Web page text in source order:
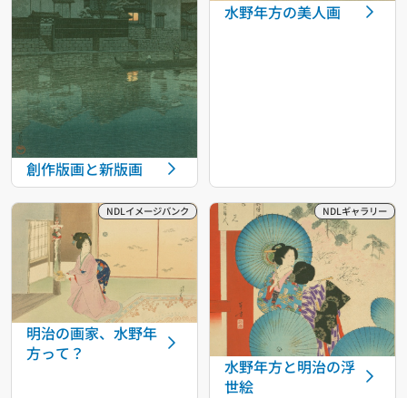
創作版画と新版画
水野年方の美人画
明治の画家、水野年
方って？
水野年方と明治の浮
世絵